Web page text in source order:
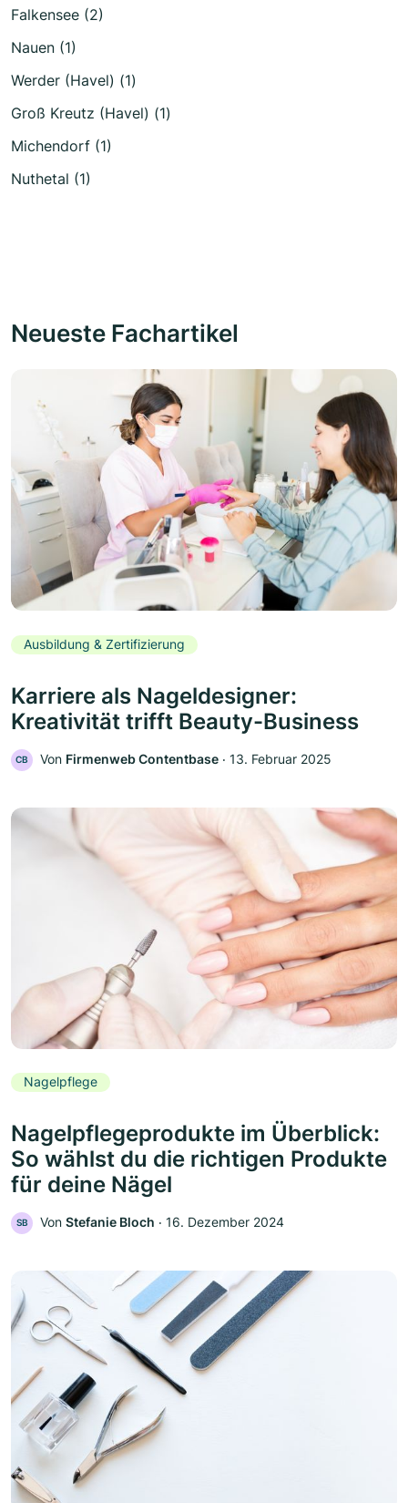
Falkensee (2)
Nauen (1)
Werder (Havel) (1)
Groß Kreutz (Havel) (1)
Michendorf (1)
Nuthetal (1)
Neueste Fachartikel
Ausbildung & Zertifizierung
Karriere als Nageldesigner:
Kreativität trifft Beauty-Business
CB Von Firmenweb Contentbase ‧ 13. Februar 2025
Nagelpflege
Nagelpflegeprodukte im Überblick:
So wählst du die richtigen Produkte
für deine Nägel
SB Von Stefanie Bloch ‧ 16. Dezember 2024